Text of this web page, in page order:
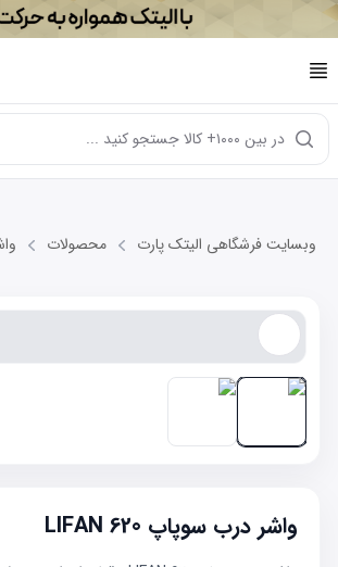
در بین ۱۰۰۰+ کالا جستجو کنید ...
وبسایت فرشگاهی الیتک پارت محصولات
واشر درب سوپاپ LIFAN 620